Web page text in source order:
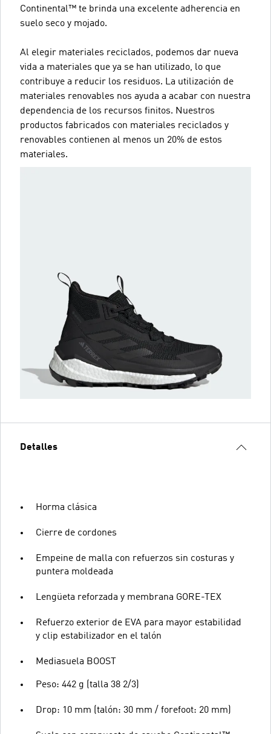
Continental™ te brinda una excelente adherencia en
suelo seco y mojado.
Al elegir materiales reciclados, podemos dar nueva
vida a materiales que ya se han utilizado, lo que
contribuye a reducir los residuos. La utilización de
materiales renovables nos ayuda a acabar con nuestra
dependencia de los recursos finitos. Nuestros
productos fabricados con materiales reciclados y
renovables contienen al menos un 20% de estos
materiales.
Detalles
Horma clásica
Cierre de cordones
Empeine de malla con refuerzos sin costuras y
puntera moldeada
Lengüeta reforzada y membrana GORE-TEX
Refuerzo exterior de EVA para mayor estabilidad
y clip estabilizador en el talón
Mediasuela BOOST
Peso: 442 g (talla 38 2/3)
Drop: 10 mm (talón: 30 mm / forefoot: 20 mm)